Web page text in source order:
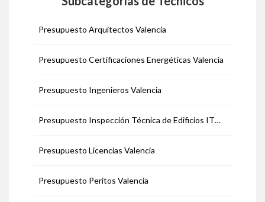
Presupuesto Arquitectos Valencia
Presupuesto Certificaciones Energéticas Valencia
Presupuesto Ingenieros Valencia
Presupuesto Inspección Técnica de Edificios ITE Valencia
Presupuesto Licencias Valencia
Presupuesto Peritos Valencia